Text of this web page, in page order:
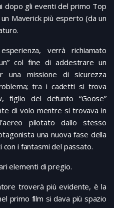
dopo gli eventi del primo Top
Maverick più esperto (da un
verrà richiamato
col fine di addestrare un
una missione di sicurezza
tra i cadetti si trova
figlio del defunto “Goose”
di volo mentre si trovava in
pilotato dallo stesso
una nuova fase della
con i fantasmi del passato.
elementi di pregio.
troverà più evidente, è la
primo film si dava più spazio